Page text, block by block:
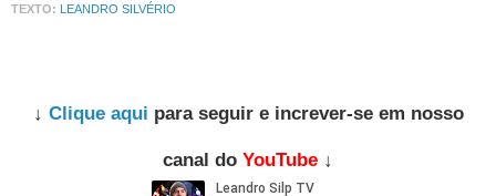
TEXTO: LEANDRO SILVÉRIO
↓ Clique aqui para seguir e increver-se em nosso
canal do YouTube ↓